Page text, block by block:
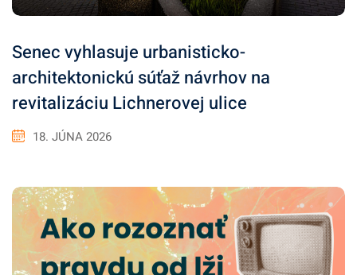
Senec vyhlasuje urbanisticko-
architektonickú súťaž návrhov na
revitalizáciu Lichnerovej ulice
18. JÚNA 2026